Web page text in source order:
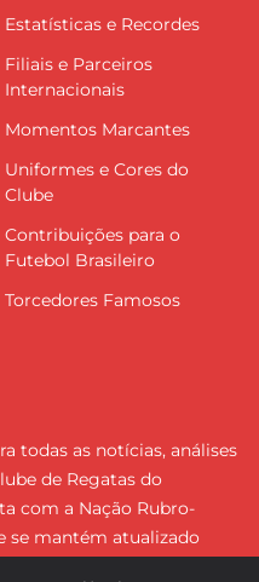
Estatísticas e Recordes
Filiais e Parceiros
Internacionais
Momentos Marcantes
Uniformes e Cores do
Clube
Contribuições para o
Futebol Brasileiro
Torcedores Famosos
todas as notícias, análises
de Regatas do
com a Nação Rubro-
se mantém atualizado